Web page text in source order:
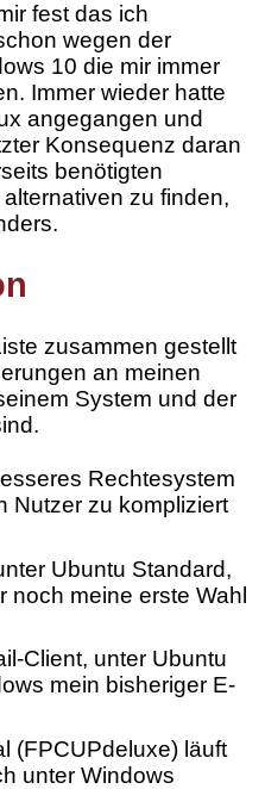
fest das ich
wegen der
10 die mir immer
Immer wieder hatte
angegangen und
Konsequenz daran
benötigten
zu finden,
zusammen gestellt
an meinen
System und der
Rechtesystem
Nutzer zu kompliziert
Ubuntu Standard,
noch meine erste Wahl
Client, unter Ubuntu
mein bisheriger E-
(FPCUPdeluxe) läuft
unter Windows